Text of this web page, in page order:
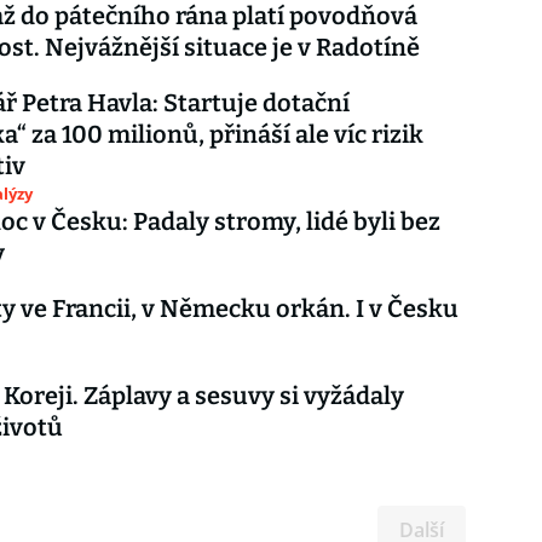
do pátečního rána platí povodňová
Nejvážnější situace je v Radotíně
Petra Havla: Startuje dotační
za 100 milionů, přináší ale víc rizik
v Česku: Padaly stromy, lidé byli bez
ve Francii, v Německu orkán. I v Česku
Záplavy a sesuvy si vyžádaly
Další